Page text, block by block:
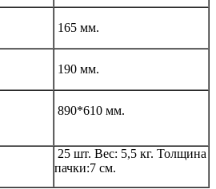
165 мм.
190 мм.
890*610 мм.
25 шт. Вес: 5,5 кг. Толщина
пачки:7 см.